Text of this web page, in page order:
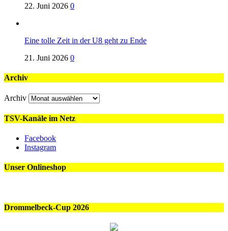
22. Juni 2026 0
Eine tolle Zeit in der U8 geht zu Ende
21. Juni 2026 0
Archiv
Archiv
TSV-Kanäle im Netz
Facebook
Instagram
Unser Onlineshop
Drommelbeck-Cup 2026